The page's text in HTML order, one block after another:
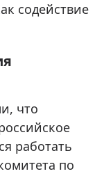
содействие
что
работать
по